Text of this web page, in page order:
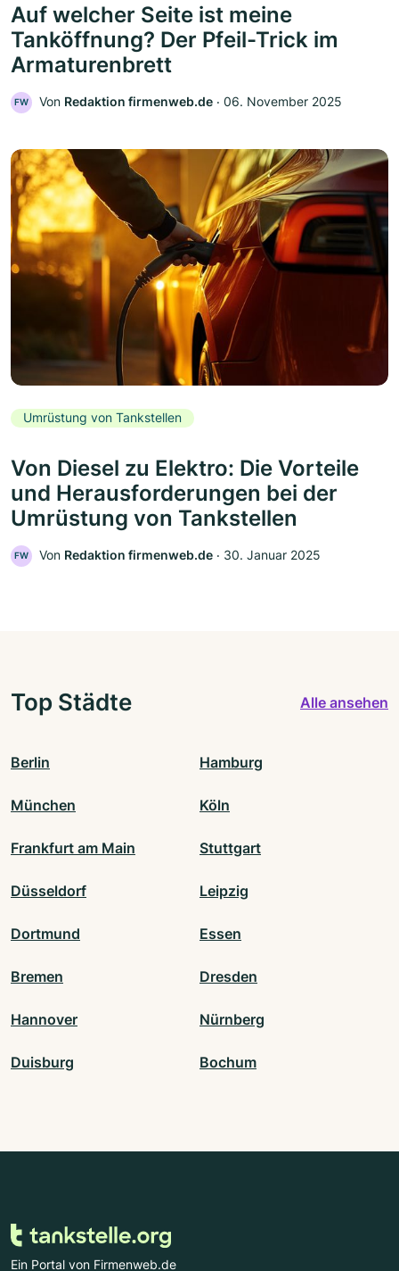
Auf welcher Seite ist meine
Tanköffnung? Der Pfeil-Trick im
Armaturenbrett
FW Von Redaktion firmenweb.de ‧ 06. November 2025
Umrüstung von Tankstellen
Von Diesel zu Elektro: Die Vorteile
und Herausforderungen bei der
Umrüstung von Tankstellen
FW Von Redaktion firmenweb.de ‧ 30. Januar 2025
Top Städte Alle ansehen
Berlin Hamburg
München Köln
Frankfurt am Main Stuttgart
Düsseldorf Leipzig
Dortmund Essen
Bremen Dresden
Hannover Nürnberg
Duisburg Bochum
Ein Portal von Firmenweb.de